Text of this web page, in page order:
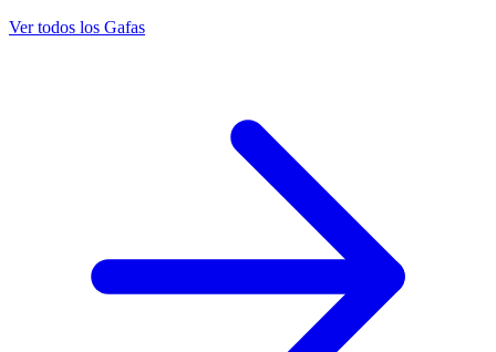
Ver todos los Gafas